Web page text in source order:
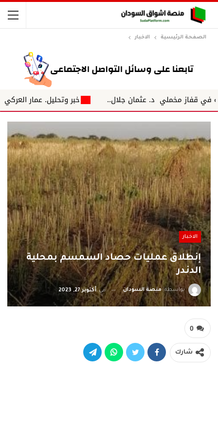
الصفحة الرئيسية الاخبار
مخملي د. عثمان جلال.. خبر وتحليل. عمار العركي
الاخبار
إنطلاق عمليات حصاد السمسم بمحلية
الدندر
بواسطةمنصة السودان فيأكتوبر 27, 2023
0
شارك